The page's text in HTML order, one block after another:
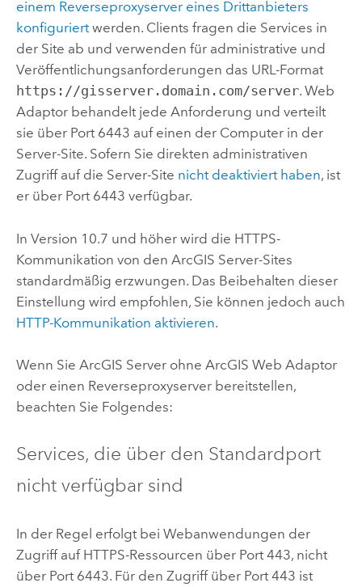
einem Reverseproxyserver eines Drittanbieters
konfiguriertwerden. Clients fragen die Services in
der Site ab und verwenden für administrative und
Veröffentlichungsanforderungen das URL-Format
https://gisserver.domain.com/server. Web
Adaptor behandelt jede Anforderung und verteilt
sie über Port 6443 auf einen der Computer in der
Server-Site. Sofern Sie direkten administrativen
Zugriff auf die Server-Site nicht deaktiviert haben, ist
er über Port 6443 verfügbar.
In Version 10.7 und höher wird die HTTPS-
Kommunikation von den ArcGIS Server-Sites
standardmäßig erzwungen. Das Beibehalten dieser
Einstellung wird empfohlen, Sie können jedoch auch
HTTP-Kommunikation aktivieren.
Wenn Sie ArcGIS Serverohne ArcGIS Web Adaptor
oder einen Reverseproxyserver bereitstellen,
beachten Sie Folgendes:
Services, die über den Standardport
nicht verfügbar sind
In der Regel erfolgt bei Webanwendungen der
Zugriff auf HTTPS-Ressourcen über Port 443, nicht
über Port 6443. Für den Zugriff über Port 443 ist